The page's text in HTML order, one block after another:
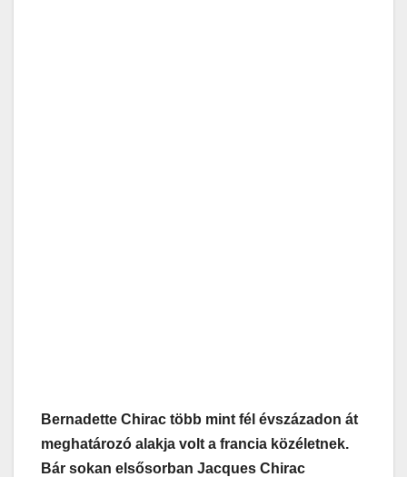
Bernadette Chirac több mint fél évszázadon át
meghatározó alakja volt a francia közéletnek.
Bár sokan elsősorban Jacques Chirac